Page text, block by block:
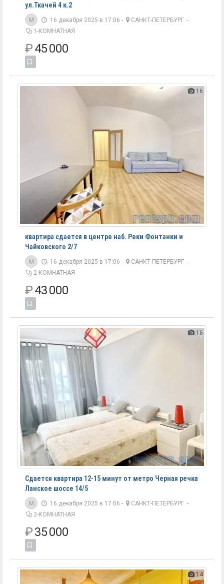
ул.Ткачей 4 к.2
M 16 декабря 2025 в 17:06 - САНКТ-ПЕТЕРБУРГ -
1-КОМНАТНАЯ
₽45 000
16
квартира сдается в центре наб. Реки Фонтанки и
Чайковского 2/7
M 16 декабря 2025 в 17:06 - САНКТ-ПЕТЕРБУРГ -
2-КОМНАТНАЯ
₽43 000
16
Сдается квартира 12-15 минут от метро Черная речка
Ланское шоссе 14/5
M 16 декабря 2025 в 17:06 - САНКТ-ПЕТЕРБУРГ -
2-КОМНАТНАЯ
₽35 000
14